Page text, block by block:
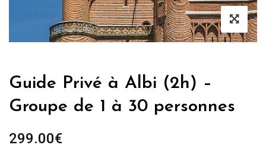
Guide Privé à Albi (2h) –
Groupe de 1 à 30 personnes
299.00€